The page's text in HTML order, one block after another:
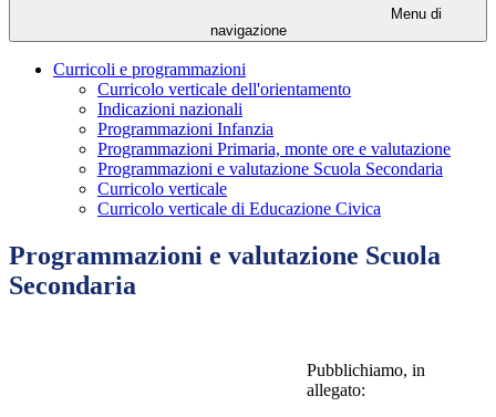
Menu di
navigazione
Curricoli e programmazioni
Curricolo verticale dell'orientamento
Indicazioni nazionali
Programmazioni Infanzia
Programmazioni Primaria, monte ore e valutazione
Programmazioni e valutazione Scuola Secondaria
Curricolo verticale
Curricolo verticale di Educazione Civica
Programmazioni e valutazione Scuola
Secondaria
Pubblichiamo, in
allegato: